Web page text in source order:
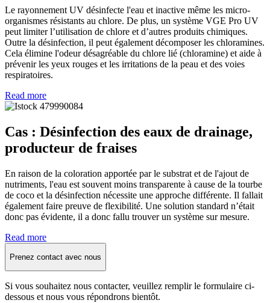
Le rayonnement UV désinfecte l'eau et inactive même les micro-
organismes résistants au chlore. De plus, un système VGE Pro UV
peut limiter l’utilisation de chlore et d’autres produits chimiques.
Outre la désinfection, il peut également décomposer les chloramines.
Cela élimine l'odeur désagréable du chlore lié (chloramine) et aide à
prévenir les yeux rouges et les irritations de la peau et des voies
respiratoires.
Read more
Cas : Désinfection des eaux de drainage,
producteur de fraises
En raison de la coloration apportée par le substrat et de l'ajout de
nutriments, l'eau est souvent moins transparente à cause de la tourbe
de coco et la désinfection nécessite une approche différente. Il fallait
également faire preuve de flexibilité. Une solution standard n’était
donc pas évidente, il a donc fallu trouver un système sur mesure.
Read more
Prenez contact avec nous
Si vous souhaitez nous contacter, veuillez remplir le formulaire ci-
dessous et nous vous répondrons bientôt.